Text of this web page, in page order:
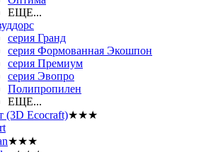
ЕЩЕ...
серия Гранд
серия Формованная Экошпон
серия Премиум
серия Эвопро
Полипропилен
ЕЩЕ...
(3D Ecocraft)★★★
★★★